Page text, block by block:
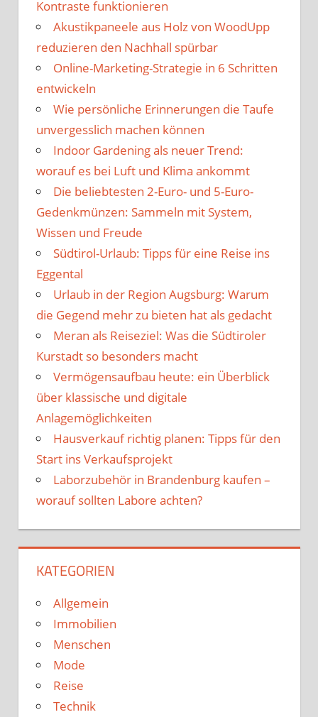
Kontraste funktionieren
Akustikpaneele aus Holz von WoodUpp
reduzieren den Nachhall spürbar
Online-Marketing-Strategie in 6 Schritten
entwickeln
Wie persönliche Erinnerungen die Taufe
unvergesslich machen können
Indoor Gardening als neuer Trend:
worauf es bei Luft und Klima ankommt
Die beliebtesten 2-Euro- und 5-Euro-
Gedenkmünzen: Sammeln mit System,
Wissen und Freude
Südtirol-Urlaub: Tipps für eine Reise ins
Eggental
Urlaub in der Region Augsburg: Warum
die Gegend mehr zu bieten hat als gedacht
Meran als Reiseziel: Was die Südtiroler
Kurstadt so besonders macht
Vermögensaufbau heute: ein Überblick
über klassische und digitale
Anlagemöglichkeiten
Hausverkauf richtig planen: Tipps für den
Start ins Verkaufsprojekt
Laborzubehör in Brandenburg kaufen –
worauf sollten Labore achten?
KATEGORIEN
Allgemein
Immobilien
Menschen
Mode
Reise
Technik